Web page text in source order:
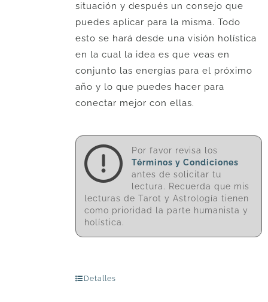
situación y después un consejo que
puedes aplicar para la misma. Todo
esto se hará desde una visión holística
en la cual la idea es que veas en
conjunto las energías para el próximo
año y lo que puedes hacer para
conectar mejor con ellas.
Por favor revisa los
Términos y Condiciones
antes de solicitar tu
lectura. Recuerda que mis
lecturas de Tarot y Astrología tienen
como prioridad la parte humanista y
holística.
Detalles